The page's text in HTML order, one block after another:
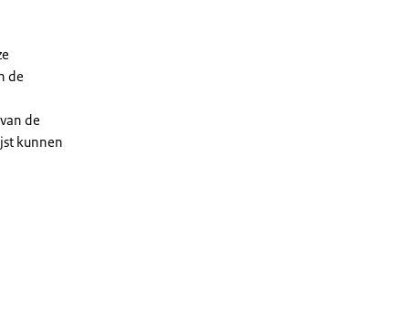
de
de
kunnen